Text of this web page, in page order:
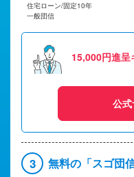
住宅ローン/固定10年
一般団信
15,000円進呈
公
3 無料の「スゴ団